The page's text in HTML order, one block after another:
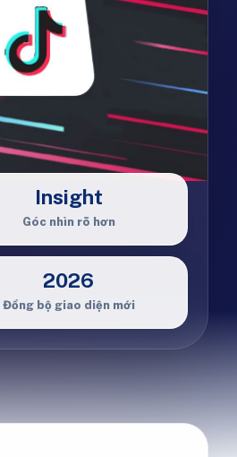
Insight
Góc nhìn rõ hơn
2026
Đồng bộ giao diện mới